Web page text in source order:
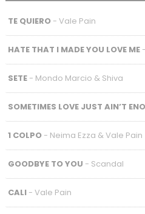
TE QUIERO- Vale Pain
HATE THAT I MADE YOU LOVE ME-
SETE- Mondo Marcio & Shiva
SOMETIMES LOVE JUST AIN’T
1 COLPO- Neima Ezza & Vale Pain
GOODBYE TO YOU - Scandal
CALI- Vale Pain